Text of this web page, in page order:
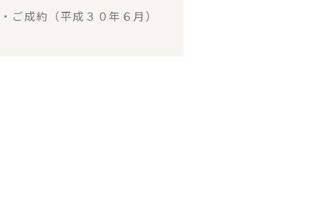
ご成約（平成３０年６月）